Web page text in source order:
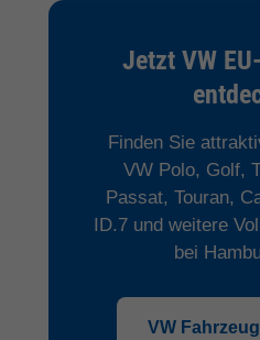
Jetzt VW
Finden Sie
VW Polo, Golf,
Passat, Touran,
ID.7 und weitere
bei
VW